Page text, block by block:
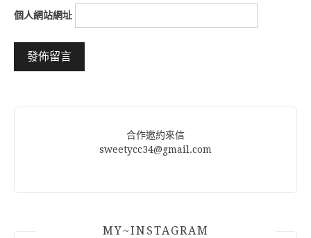
個人網站網址
合作邀約來信
sweetycc34@gmail.com
MY~INSTAGRAM